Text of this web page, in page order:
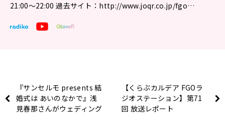
21:00〜22:00 過去サイト：http://www.joqr.co.jp/fgo…
『サンセルモ presents 結
婚式は あいのなかで』浅
見春那さんがウェディング
【くらぶカルデア FGOラ
ジオステーション】第71
回 放送レポート